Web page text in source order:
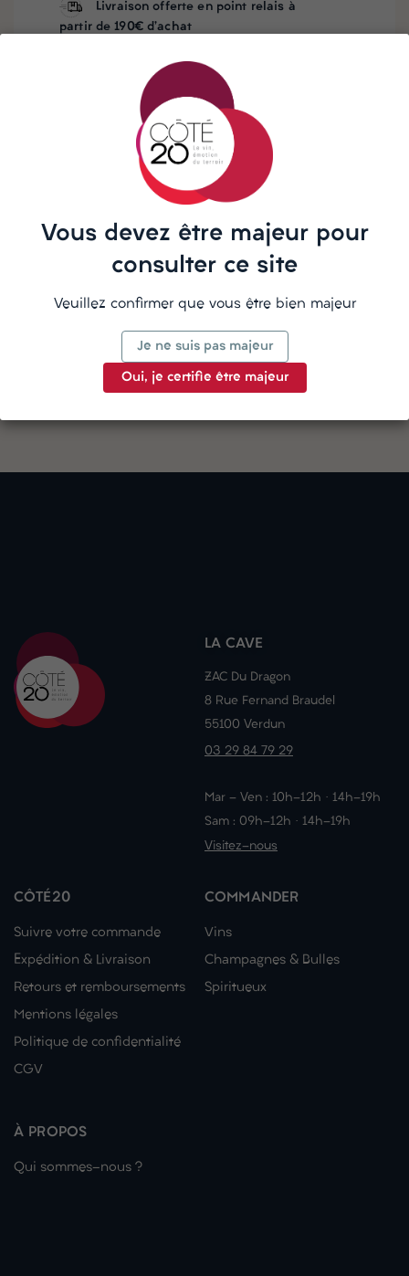
Livraison offerte en point relais à
partir de 190€ d'achat
Besoin d'aide ? Notre équipe vous
répond sur WhatsApp
La description
Détails du produit
LA CAVE
ZAC Du Dragon
8 Rue Fernand Braudel
55100 Verdun
03 29 84 79 29
Mar - Ven : 10h-12h · 14h-19h
Sam : 09h-12h · 14h-19h
Visitez-nous
CÔTÉ20
Suivre votre commande
Expédition & Livraison
Retours et remboursements
Mentions légales
Politique de confidentialité
CGV
COMMANDER
Vins
Champagnes & Bulles
Spiritueux
À PROPOS
Qui sommes-nous ?
Vous devez être majeur pour
consulter ce site
Veuillez confirmer que vous être bien majeur
Je ne suis pas majeur
Oui, je certifie être majeur